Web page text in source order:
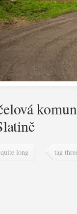
long tag